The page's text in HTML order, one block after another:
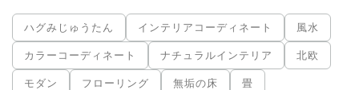
ハグみじゅうたん インテリアコーディネート 風水
カラーコーディネート ナチュラルインテリア 北欧
モダン フローリング 無垢の床 畳